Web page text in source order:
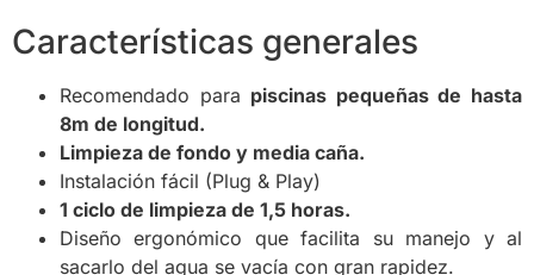
Características generales
Recomendado para piscinas pequeñas de hasta
8m de longitud.
Limpieza de fondo y media caña.
Instalación fácil (Plug & Play)
1 ciclo de limpieza de 1,5 horas.
Diseño ergonómico que facilita su manejo y al
sacarlo del agua se vacía con gran rapidez.